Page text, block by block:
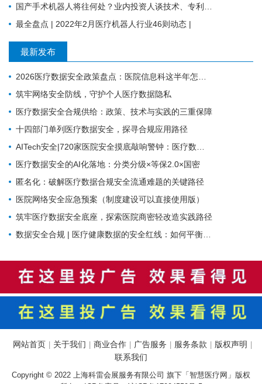
国产手术机器人将往何处？业内投资人谈技术、专利、临床价值与商业化趋势
最全盘点 | 2022年2月医疗机器人行业46则动态 |
最新发布
2026医疗数据安全政策盘点：医院信息科这半年怎么过的
筑牢网络安全防线，守护个人医疗数据隐私
医疗数据安全合规供给：政策、技术与实践的三重保障
十四部门单列医疗数据安全，探寻合规应用路径
AITech安全|720家医院安全摸底敲响警钟：医疗数据安全正成为“灰犀牛事件”
医疗数据安全的AI化落地：分类分级×等保2.0×国密
匿名化：破解医疗数据合规安全流通难题的关键路径
医院网络安全应急预案（制度建设可以直接使用版）
筑牢医疗数据安全底座，探索医院商密轻改造实践路径
数据安全合规 | 医疗健康数据的安全红线：如何平衡业务流转与合规监管？
网站首页 关于我们 商业合作 广告服务 服务条款 版权声明
联系我们
Copyright © 2022 上海科雷会展服务有限公司 旗下「智慧医疗网」版权